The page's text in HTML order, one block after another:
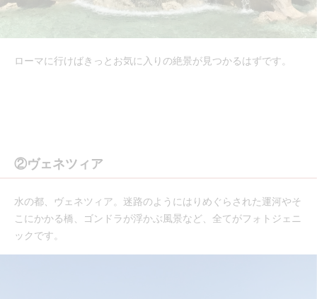
ローマに行けばきっとお気に入りの絶景が見つかるはずです。
②ヴェネツィア
水の都、ヴェネツィア。迷路のようにはりめぐらされた運河やそ
こにかかる橋、ゴンドラが浮かぶ風景など、全てがフォトジェニ
ックです。